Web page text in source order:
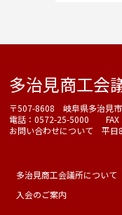
多治見商工会
〒507-8608 岐阜県多治見
電話：0572-25-5000 FAX
お問い合わせについて 平日
多治見商工会議所について
入会のご案内